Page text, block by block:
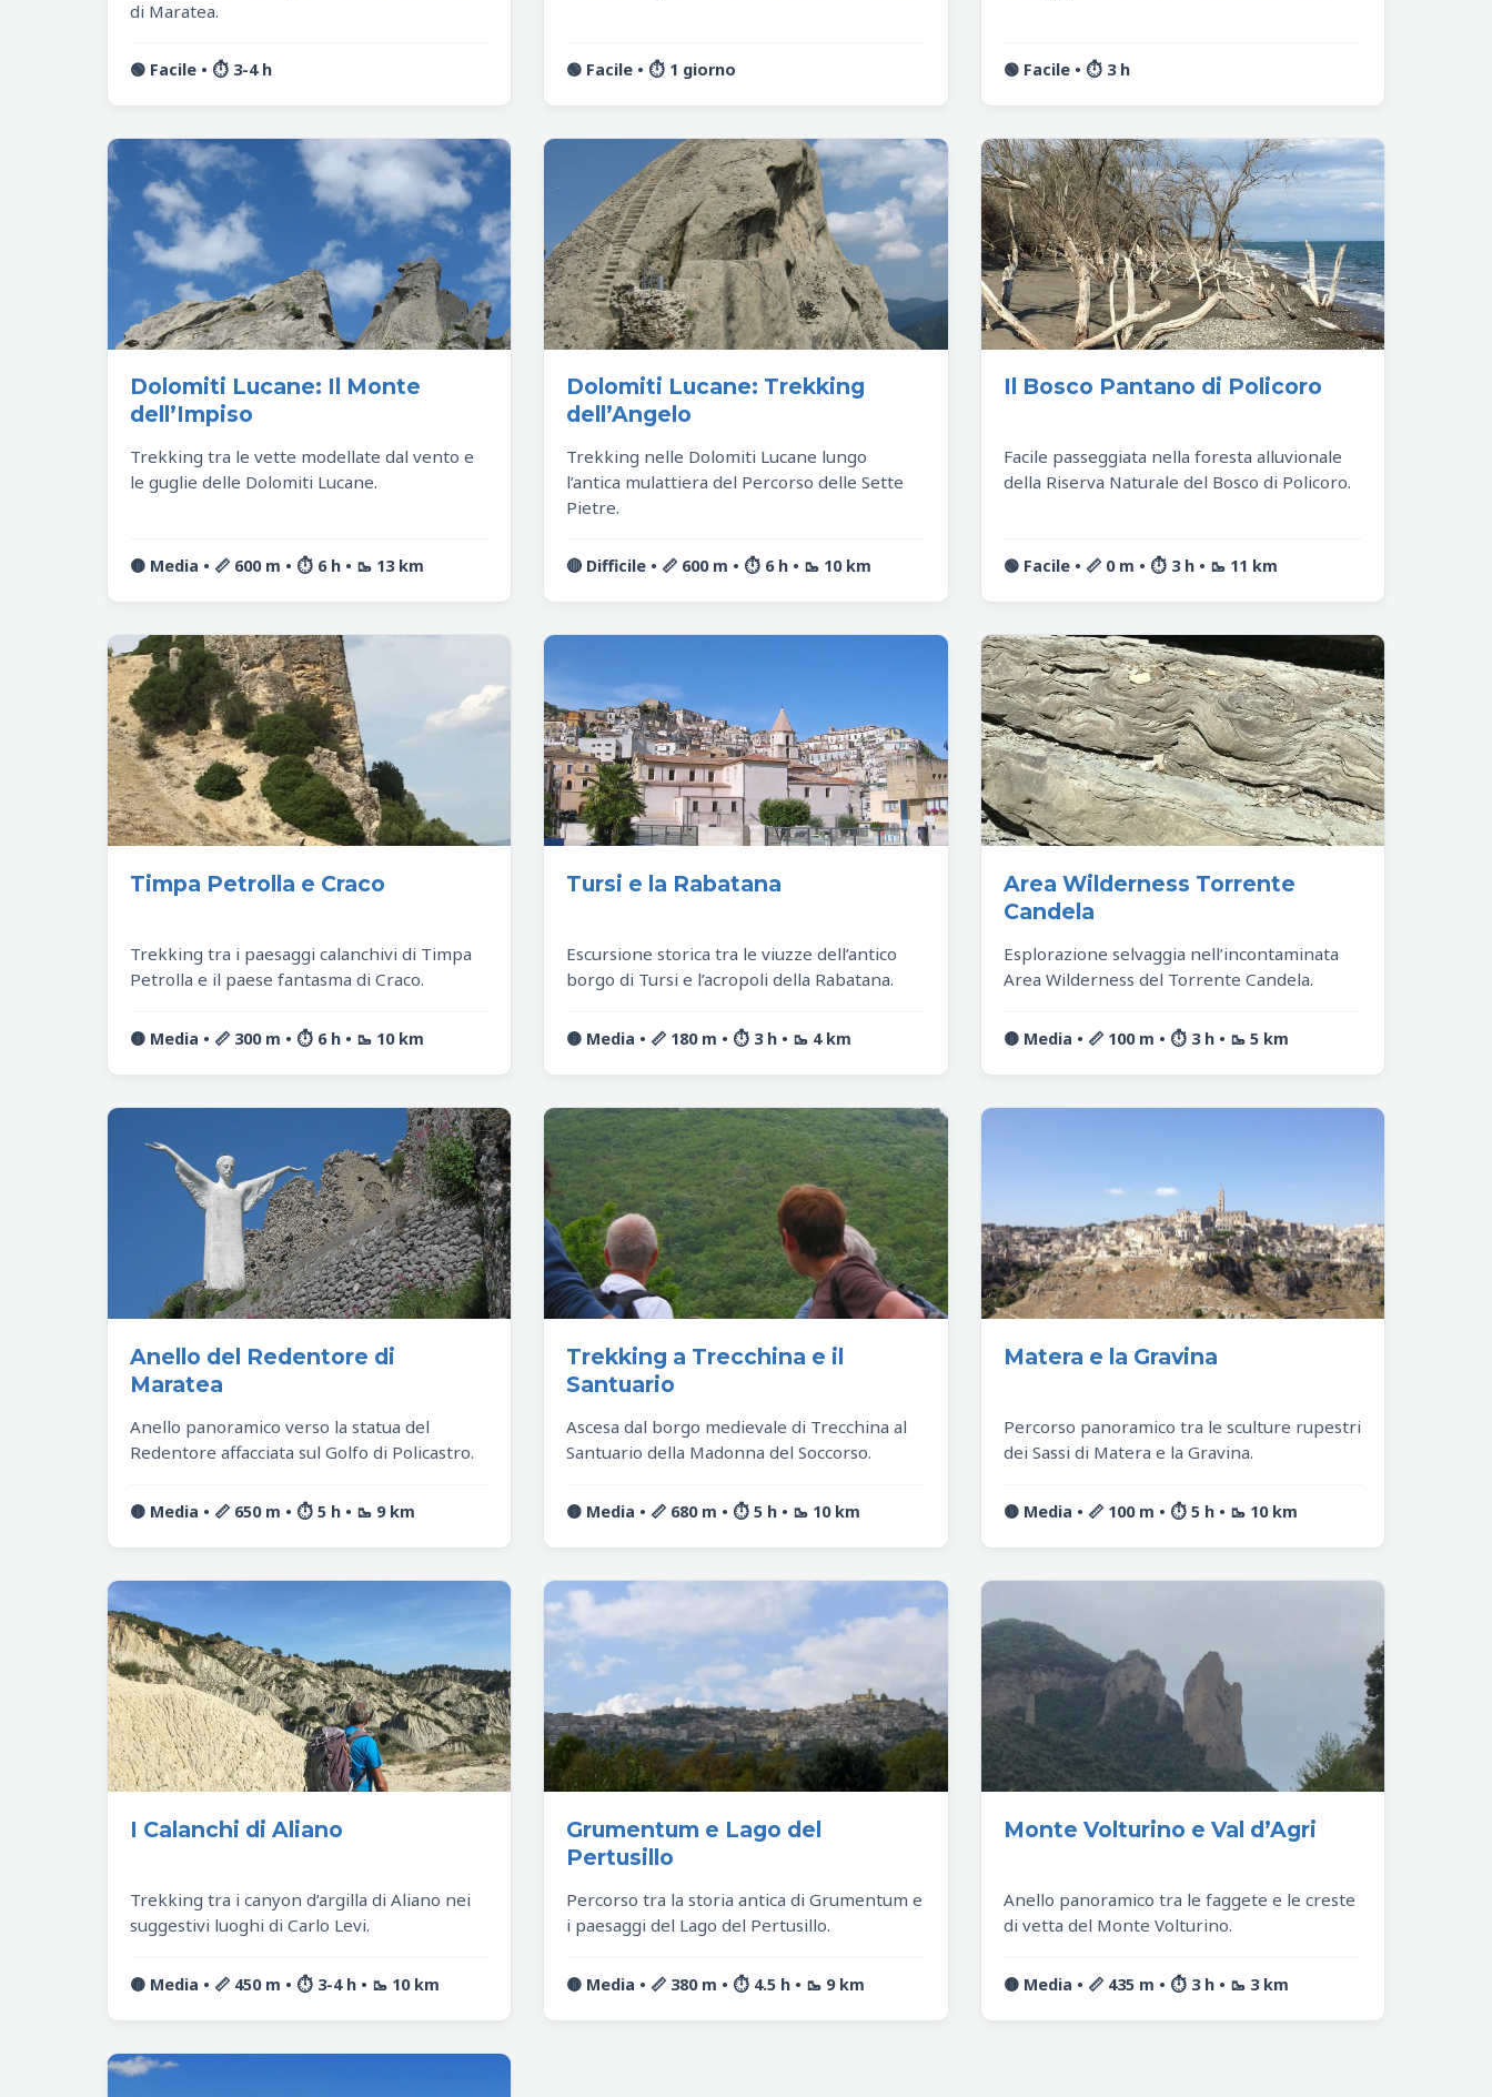
di Maratea.
🟢 Facile • ⏱️ 3-4 h 🟢 Facile • ⏱️ 1 giorno 🟢 Facile • ⏱️ 3 h
Dolomiti Lucane: Il Monte
dell’Impiso
Trekking tra le vette modellate dal vento e
le guglie delle Dolomiti Lucane.
🟡 Media • 📏 600 m • ⏱️ 6 h • 🥾 13 km
Dolomiti Lucane: Trekking
dell’Angelo
Trekking nelle Dolomiti Lucane lungo
l’antica mulattiera del Percorso delle Sette
Pietre.
🔴 Difficile • 📏 600 m • ⏱️ 6 h • 🥾 10 km
Il Bosco Pantano di Policoro
Facile passeggiata nella foresta alluvionale
della Riserva Naturale del Bosco di Policoro.
🟢 Facile • 📏 0 m • ⏱️ 3 h • 🥾 11 km
Timpa Petrolla e Craco
Trekking tra i paesaggi calanchivi di Timpa
Petrolla e il paese fantasma di Craco.
🟡 Media • 📏 300 m • ⏱️ 6 h • 🥾 10 km
Tursi e la Rabatana
Escursione storica tra le viuzze dell’antico
borgo di Tursi e l’acropoli della Rabatana.
🟡 Media • 📏 180 m • ⏱️ 3 h • 🥾 4 km
Area Wilderness Torrente
Candela
Esplorazione selvaggia nell’incontaminata
Area Wilderness del Torrente Candela.
🟡 Media • 📏 100 m • ⏱️ 3 h • 🥾 5 km
Anello del Redentore di
Maratea
Anello panoramico verso la statua del
Redentore affacciata sul Golfo di Policastro.
🟡 Media • 📏 650 m • ⏱️ 5 h • 🥾 9 km
Trekking a Trecchina e il
Santuario
Ascesa dal borgo medievale di Trecchina al
Santuario della Madonna del Soccorso.
🟡 Media • 📏 680 m • ⏱️ 5 h • 🥾 10 km
Matera e la Gravina
Percorso panoramico tra le sculture rupestri
dei Sassi di Matera e la Gravina.
🟡 Media • 📏 100 m • ⏱️ 5 h • 🥾 10 km
I Calanchi di Aliano
Trekking tra i canyon d’argilla di Aliano nei
suggestivi luoghi di Carlo Levi.
🟡 Media • 📏 450 m • ⏱️ 3-4 h • 🥾 10 km
Grumentum e Lago del
Pertusillo
Percorso tra la storia antica di Grumentum e
i paesaggi del Lago del Pertusillo.
🟡 Media • 📏 380 m • ⏱️ 4.5 h • 🥾 9 km
Monte Volturino e Val d’Agri
Anello panoramico tra le faggete e le creste
di vetta del Monte Volturino.
🟡 Media • 📏 435 m • ⏱️ 3 h • 🥾 3 km